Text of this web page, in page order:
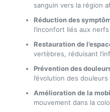
sanguin vers la région
Réduction des
l’inconfort liés aux
Restauration de
vertèbres, réduisant
Prévention des
l’évolution des
Amélioration de la
mouvement dans la